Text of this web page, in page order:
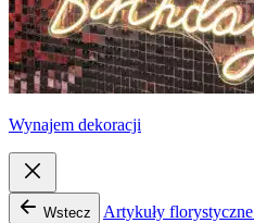
Wynajem dekoracji
Wstecz Artykuły florystyczne